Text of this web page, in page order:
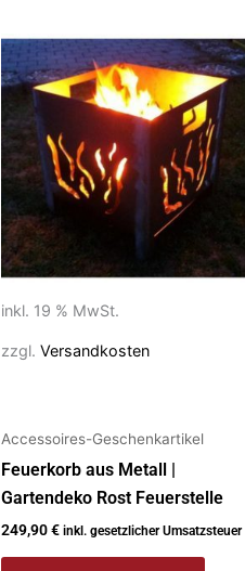
inkl. 19 % MwSt.
zzgl. Versandkosten
Accessoires-Geschenkartikel
Feuerkorb aus Metall |
Gartendeko Rost Feuerstelle
249,90€ inkl. gesetzlicher Umsatzsteuer